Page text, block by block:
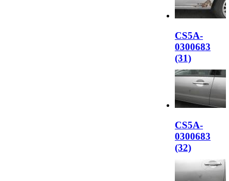
CS5A-
0300683
(31)
CS5A-
0300683
(32)